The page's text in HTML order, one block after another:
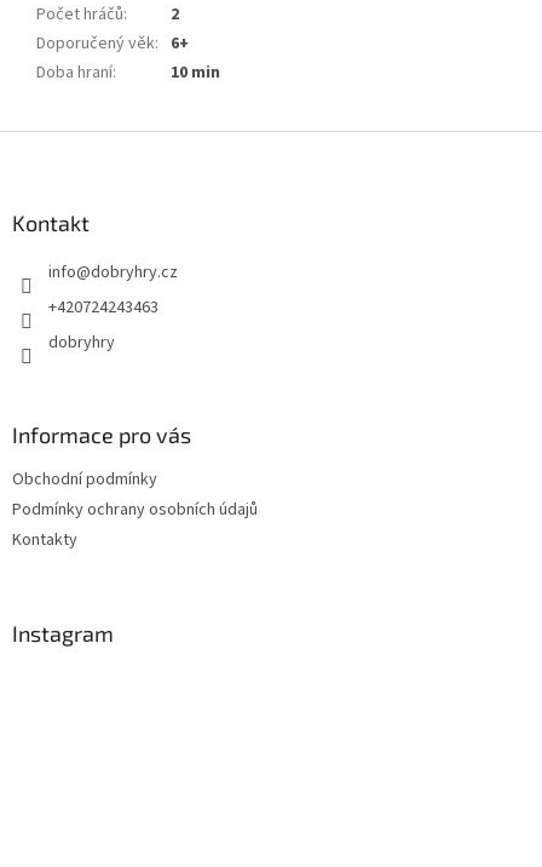
Počet hráčů:
2
Doporučený věk: 6+
Doba hraní: 10 min
Kontakt
info@dobryhry.cz
+420724243463
dobryhry
Informace pro vás
Obchodní podmínky
Podmínky ochrany osobních údajů
Kontakty
Instagram